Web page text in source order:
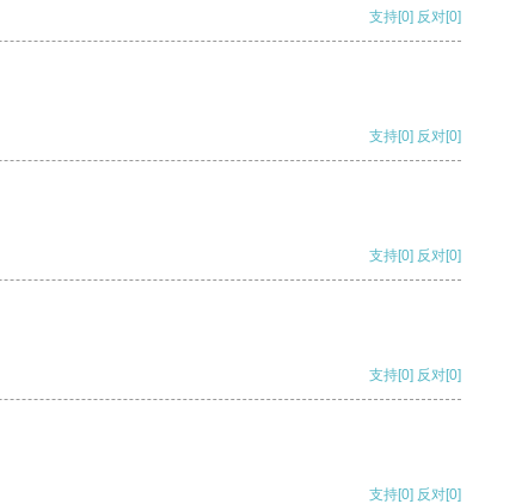
支持[0] 反对[0]
支持[0] 反对[0]
支持[0] 反对[0]
支持[0] 反对[0]
支持[0] 反对[0]